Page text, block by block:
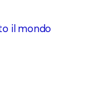
il mondo